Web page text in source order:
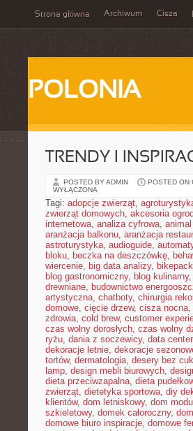
Strona główna Archiwum Cisza
POLONIA
TRENDY I
POSTED BY ADMIN POSTED ON
WYŁĄCZONA
Tagi: adopcje zwierząt,
zwierząt domowych, akcesoria
internetowa, analiza cyfrowa,
aranżacja balkonu, aranżacja
astroturystyka, audioguide,
bloku, beczka na deszczówkę,
wiercenie, big data analizy,
blog gastronomiczny, blog kulinarny,
drewniane, budownictwo
artystyczna, chatboty, chirurgia
domowe, cięcie drzew, cisza nocna,
zdrowia, cold brew, customer
czas wolny dorosłych, czas wolny
ryżu, dania z soczewicy, data center
dekoracje letnie, dekoracje
tortów, dermatologia, desery bez
lamp, design mebli biurowych,
dieta przeciwzapalna, dieta
zwierząt, dietetyka sportowa, diy
klientów, dom letniskowy, dom
szkieletowy, domek całoroczny,
domowe biuro inspiracje, domowe